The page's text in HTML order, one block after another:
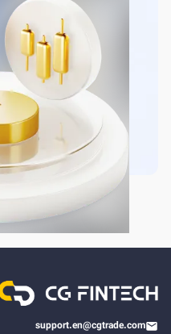
support.en@cgtrade.com